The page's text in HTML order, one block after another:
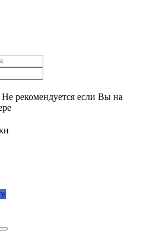
Не рекомендуется если Вы на